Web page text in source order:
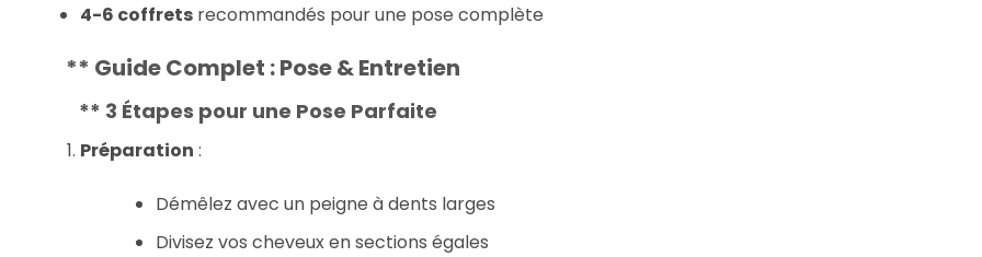
4-6 coffretsrecommandés pour une pose complète
** Guide Complet : Pose & Entretien
** 3 Étapes pour une Pose Parfaite
Préparation :
Démêlez avec un peigne à dents larges
Divisez vos cheveux en sections égales